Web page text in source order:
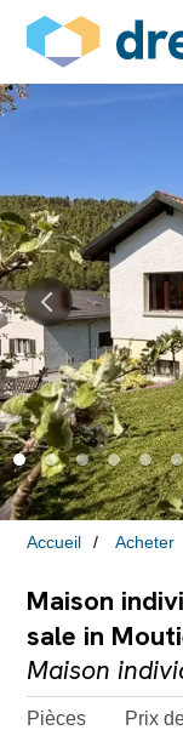
Accueil Acheter
Maison
sale in
Maison
Pièces Prix